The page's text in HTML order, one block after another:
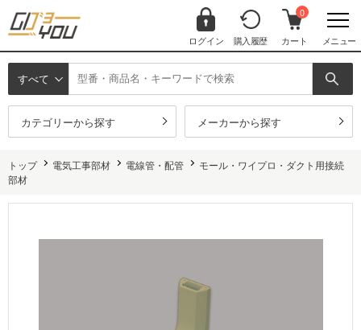
ログイン 購入履歴
0
カート メニュー
すべて
カテゴリーから探す メーカーから探す
トップ 電気工事部材 電線管・配管
モール・ワイプロ・ダクト用接続
部材